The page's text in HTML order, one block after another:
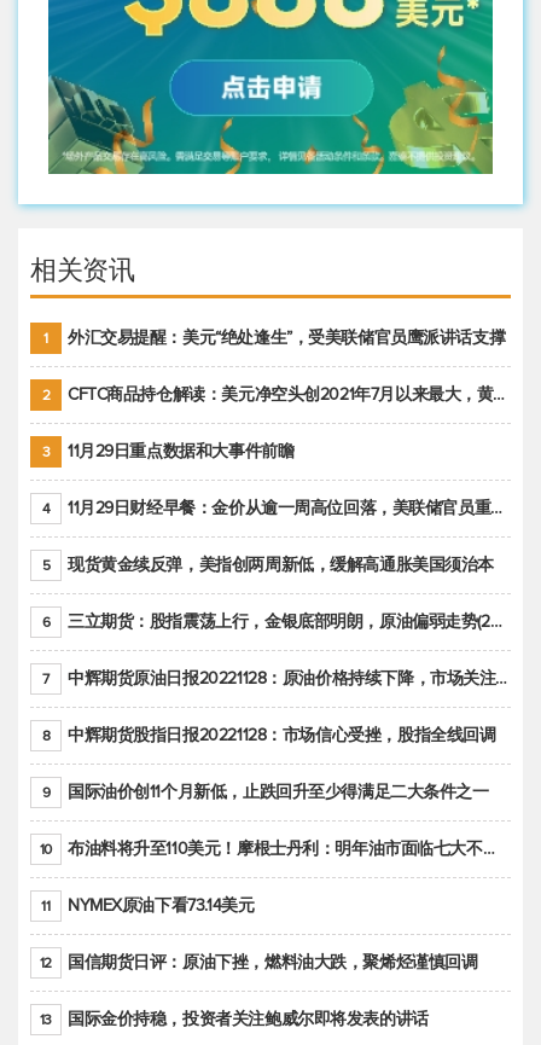
相关资讯
1 外汇交易提醒：美元“绝处逢生”，受美联储官员鹰派讲话支撑
2 CFTC商品持仓解读：美元净空头创2021年7月以来最大，黄金期货投机性净多头头寸减少
3 11月29日重点数据和大事件前瞻
4 11月29日财经早餐：金价从逾一周高位回落，美联储官员重申鹰派立场推动美元回升
5 现货黄金续反弹，美指创两周新低，缓解高通胀美国须治本
6 三立期货：股指震荡上行，金银底部明朗，原油偏弱走势(20221128收评)
7 中辉期货原油日报20221128：原油价格持续下降，市场关注OPEC+新一轮产能政策
8 中辉期货股指日报20221128：市场信心受挫，股指全线回调
9 国际油价创11个月新低，止跌回升至少得满足二大条件之一
10 布油料将升至110美元！摩根士丹利：明年油市面临七大不确定性
11 NYMEX原油下看73.14美元
12 国信期货日评：原油下挫，燃料油大跌，聚烯烃谨慎回调
13 国际金价持稳，投资者关注鲍威尔即将发表的讲话